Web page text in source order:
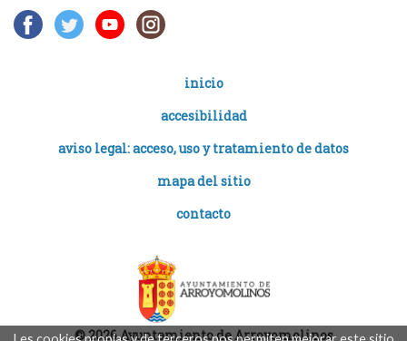
inicio
accesibilidad
aviso legal: acceso, uso y tratamiento de datos
mapa del sitio
contacto
© 2026 Ayuntamiento de Arroyomolinos